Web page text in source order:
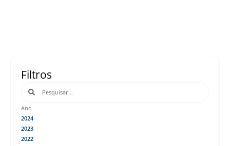
Filtros
Ano
2024
2023
2022